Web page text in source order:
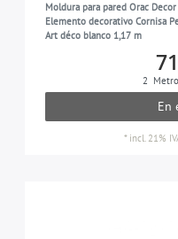
Moldura para pared Orac
Elemento decorativo Cornisa
Art déco blanco 1,17 m
2 Metro
En
* incl. 21%